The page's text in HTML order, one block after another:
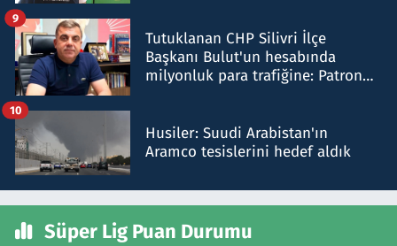
Tutuklanan CHP Silivri İlçe
Başkanı Bulut'un hesabında
milyonluk para trafiğine: Patron
9
Husiler: Suudi Arabistan'ın
Aramco tesislerini hedef aldık
10
Süper Lig Puan Durumu